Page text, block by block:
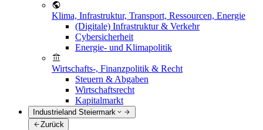
Klima, Infrastruktur, Transport, Ressourcen, Energie
(Digitale) Infrastruktur & Verkehr
Cybersicherheit
Energie- und Klimapolitik
Wirtschafts-, Finanzpolitik & Recht
Steuern & Abgaben
Wirtschaftsrecht
Kapitalmarkt
Industrieland Steiermark
Zurück